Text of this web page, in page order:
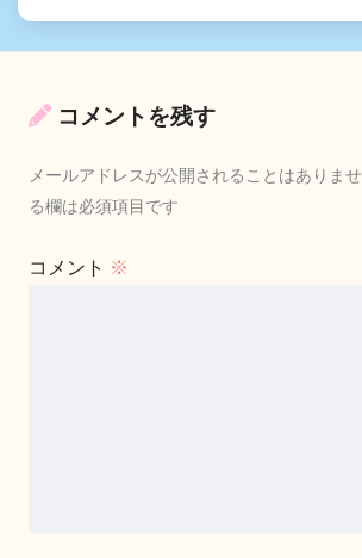
コメントを残す
メールアドレスが公開されることはありませ
る欄は必須項目です
コメント ※